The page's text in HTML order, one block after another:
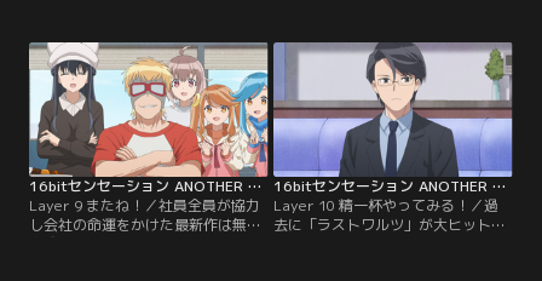
の力を使い「最高のゲーム」を作る
決心をした。10億円を稼ぐという目
標に途方に暮れているアルコールソ
フトの面々のもとに向かい、必死に
プレゼンをするコノハだったが…。
ー、どうやら美少女ゲームを作って
いるらしい。マモルはゲーム作りに
誘われPC98を使用することを条件に
承諾することにしたが、彼らは普通
の人間とは何かが違うようで……？
16bitセンセーション ANOTHER LAYER 第09話
Layer 9 またね！／社員全員が協力
し会社の命運をかけた最新作は無事
完成を迎え、アルコールソフトのメ
16bitセンセーション ANOTHER LAYER 第10話
Layer 10 精一杯やってみる！／過
去に「ラストワルツ」が大ヒットを